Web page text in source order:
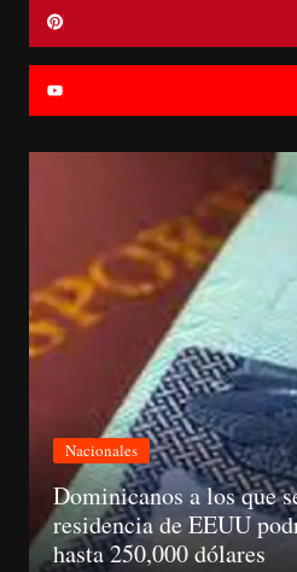
Nacionales
Corte revoca auto de no
juicio a Jean Andrés
preventiva